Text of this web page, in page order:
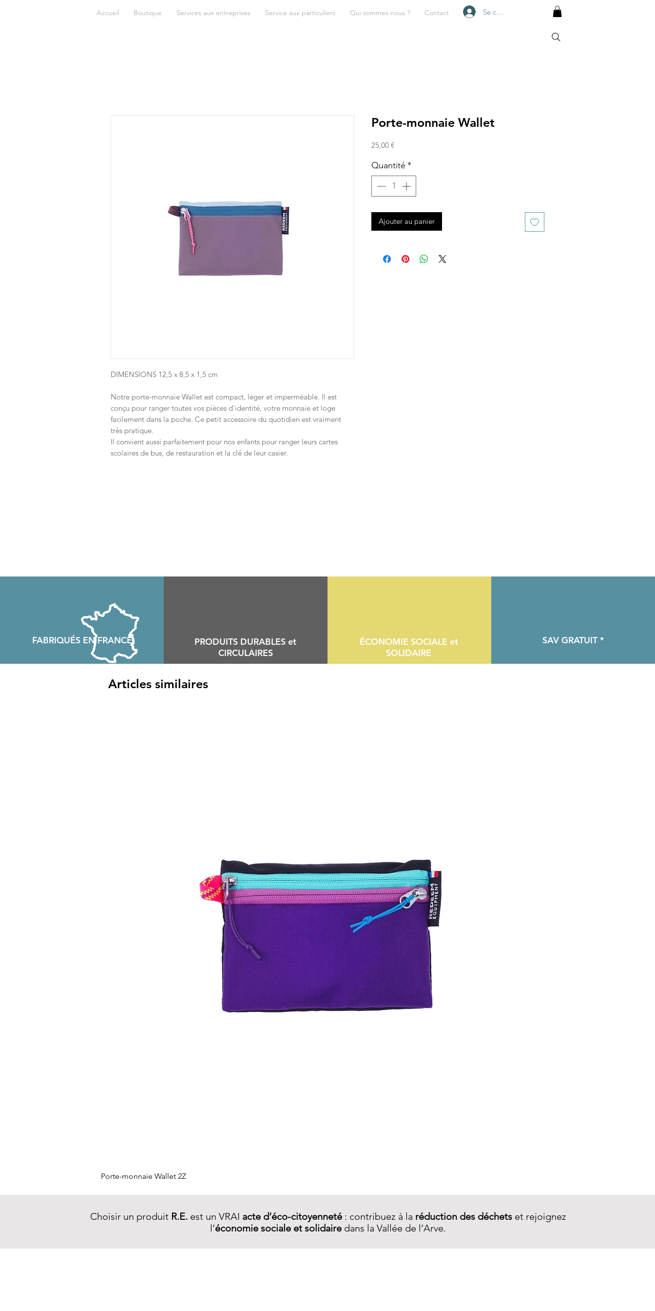
Accueil Boutique Services aux entreprises Service aux particuliers Qui sommes nous ? Contact Se connecter
DIMENSIONS 12,5 x 8,5 x 1,5 cm​
Notre porte-monnaie Wallet est compact, léger et imperméable. Il est
conçu pour ranger toutes vos pièces d'identité, votre monnaie et loge
facilement dans la poche. Ce petit accessoire du quotidien est vraiment
très pratique.
Il convient aussi parfaitement pour nos enfants pour ranger leurs cartes
scolaires de bus, de restauration et la clé de leur casier.
Porte-monnaie Wallet
25,00 €Prix
Quantité *
Ajouter au panier
FABRIQUÉS EN FRANCE
PRODUITS DURABLES et
CIRCULAIRES
ÉCONOMIE SOCIALE et
SOLIDAIRE
SAV GRATUIT *
Articles similaires
Porte-monnaie Wallet 2Z
Choisir un produit R.E.est un VRAI acte d’éco-citoyenneté: contribuez à la réduction des déchets et rejoignez
l’économie sociale et solidaire dans la Vallée de l’Arve.